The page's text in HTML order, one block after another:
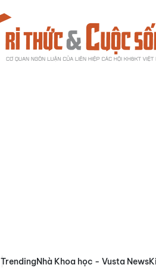
TrendingNhà Khoa học - Vusta News